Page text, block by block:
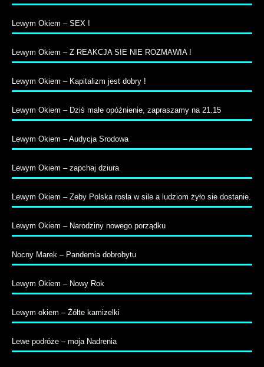
Lewym Okiem – SEX !
Lewym Okiem – Z REAKCJA SIE NIE ROZMAWIA !
Lewym Okiem – Kapitalizm jest dobry !
Lewym Okiem – Dziś małe opóźnienie, zapraszamy na 21.15
Lewym Okiem – Audycja Srodowa
Lewym Okiem – zapchaj dziura
Lewym Okiem – Zeby Polska rosła w sile a ludziom żyło sie dostanie.
Lewym Okiem – Narodziny nowego porządku
Nocny Marek – Pandemia dobrobytu
Lewym Okiem – Nowy Rok
Lewym okiem – Żółte kamizelki
Lewe podróże – moja Nadrenia